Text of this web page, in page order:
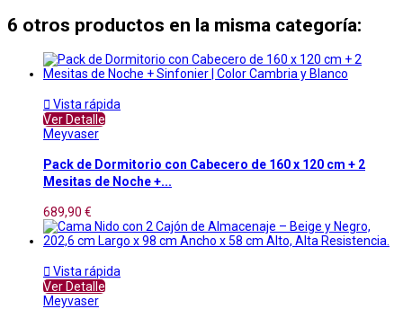
6 otros productos en la misma categoría:
 Vista rápida
Ver Detalle
Meyvaser
Pack de Dormitorio con Cabecero de 160 x 120 cm + 2
Mesitas de Noche +...
689,90 €
 Vista rápida
Ver Detalle
Meyvaser